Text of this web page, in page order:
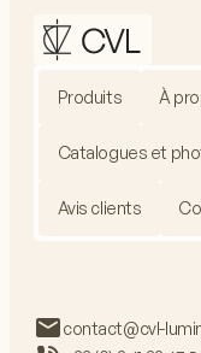
Produits À
Catalogues et
Avis clients
contact@cvl-